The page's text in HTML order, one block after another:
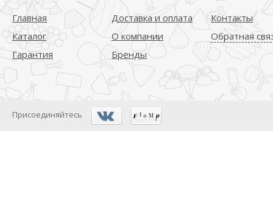
Главная
Каталог
Гарантия
Доставка и оплата
О компании
Бренды
Контакты
Обратная
Присоединяйтесь